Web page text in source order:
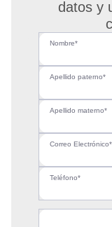
datos y
Nombre*
Apellido paterno*
Apellido materno*
Correo Electrónico*
Teléfono*